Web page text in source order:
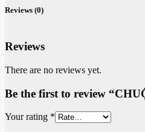
Reviews (0)
Reviews
There are no reviews yet.
Be the first to review
Your rating *